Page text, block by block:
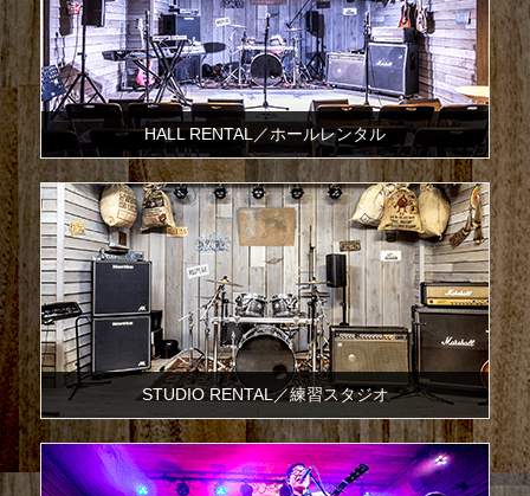
HALL RENTAL／ホールレンタル
STUDIO RENTAL／練習スタジオ